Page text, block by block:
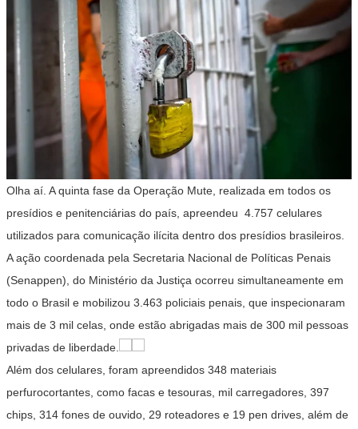
Olha aí. A quinta fase da Operação Mute, realizada em todos os
presídios e penitenciárias do país, apreendeu 4.757 celulares
utilizados para comunicação ilícita dentro dos presídios brasileiros.
A ação coordenada pela Secretaria Nacional de Políticas Penais
(Senappen), do Ministério da Justiça ocorreu simultaneamente em
todo o Brasil e mobilizou 3.463 policiais penais, que inspecionaram
mais de 3 mil celas, onde estão abrigadas mais de 300 mil pessoas
privadas de liberdade.
Além dos celulares, foram apreendidos 348 materiais
perfurocortantes, como facas e tesouras, mil carregadores, 397
chips, 314 fones de ouvido, 29 roteadores e 19 pen drives, além de